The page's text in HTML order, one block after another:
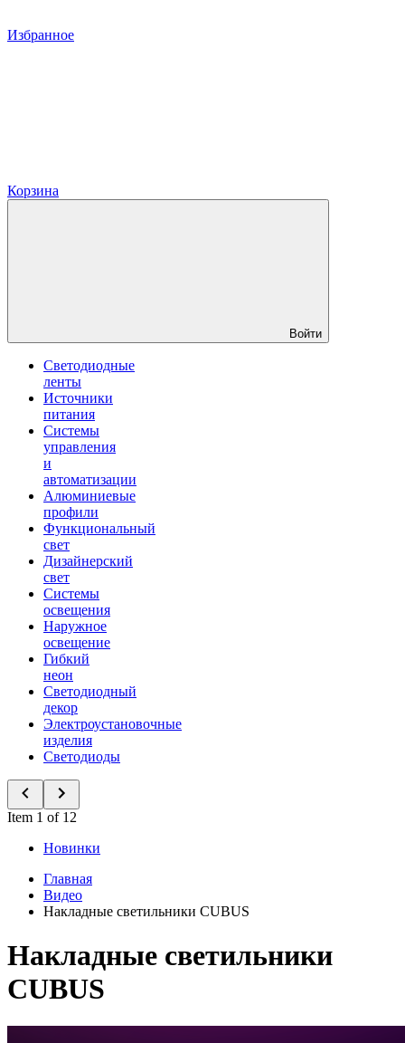
Избранное
Корзина
Войти
Светодиодные
ленты
Источники
питания
Системы
управления
и
автоматизации
Алюминиевые
профили
Функциональный
свет
Дизайнерский
свет
Системы
освещения
Наружное
освещение
Гибкий
неон
Светодиодный
декор
Электроустановочные
изделия
Светодиоды
Item 1 of 12
Новинки
Главная
Видео
Накладные светильники CUBUS
Накладные светильники
CUBUS